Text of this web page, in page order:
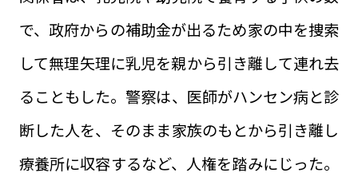
で、政府からの補助金が出るため家の中を捜索
して無理矢理に乳児を親から引き離して連れ去
ることもした。警察は、医師がハンセン病と診
断した人を、そのまま家族のもとから引き離し
療養所に収容するなど、人権を踏みにじった。